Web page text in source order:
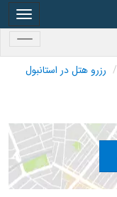
رزرو هتل در استانبول